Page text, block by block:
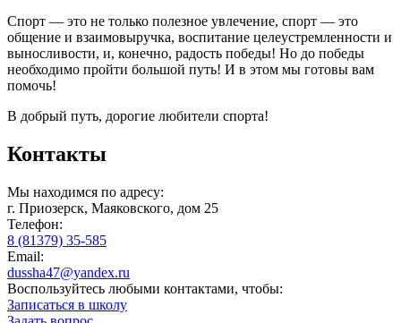
Спорт — это не только полезное увлечение, спорт — это
общение и взаимовыручка, воспитание целеустремленности и
выносливости, и, конечно, радость победы! Но до победы
необходимо пройти большой путь! И в этом мы готовы вам
помочь!
В добрый путь, дорогие любители спорта!
Контакты
Мы находимся по адресу:
г. Приозерск, Маяковского, дом 25
Телефон:
8 (81379) 35-585
Email:
dussha47@yandex.ru
Воспользуйтесь любыми контактами, чтобы:
Записаться в школу